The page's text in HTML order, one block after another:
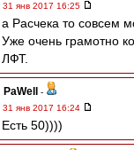
31 янв 2017 16:25
а Расчека то совсем
Уже очень грамотно
ЛФТ.
PaWell
-
31 янв 2017 16:24
Есть 50))))